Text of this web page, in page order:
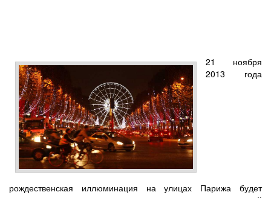
21 ноября
2013 года
рождественская иллюминация на улицах Парижа будет